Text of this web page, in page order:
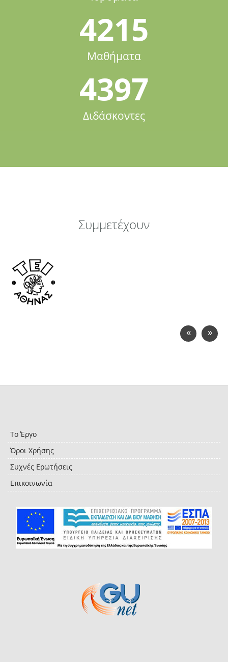
4215
Μαθήματα
4397
Διδάσκοντες
Συμμετέχουν
« »
Το Έργο
Όροι Χρήσης
Συχνές Ερωτήσεις
Επικοινωνία